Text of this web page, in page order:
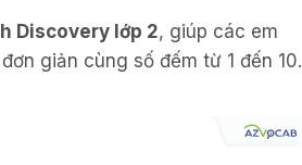
Discovery lớp 2, giúp các em
đơn giản cùng số đếm từ 1 đến 10.